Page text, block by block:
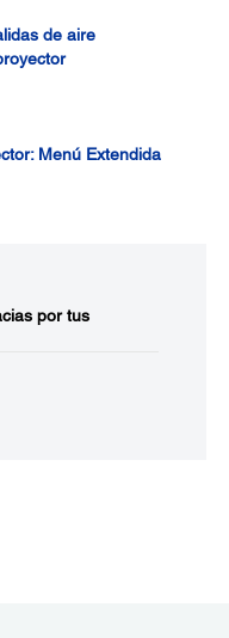
de aire
Menú Extendida
por tus